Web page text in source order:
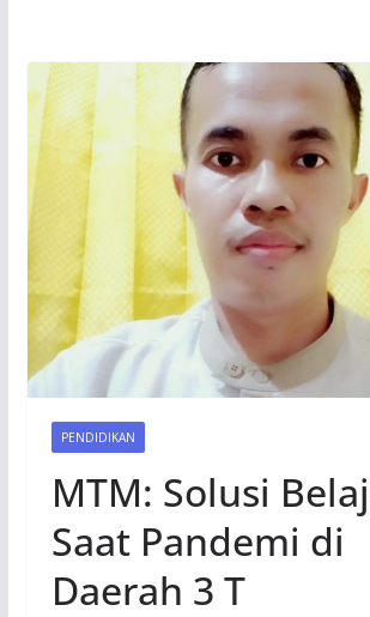
PENDIDIKAN
MTM: Solusi
Saat Pandemi di
Daerah 3 T